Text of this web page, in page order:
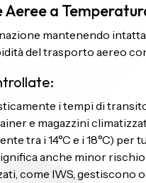
Aeree a
mantenendo
del trasporto aereo
i tempi di
e magazzini
tra i 14°C e i 18°C) per
anche minor
come IWS, gestiscono